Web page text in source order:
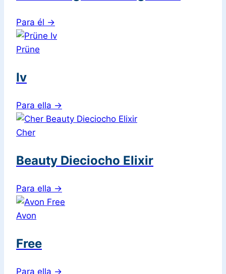
Para él →
Prüne
Iv
Para ella →
Cher
Beauty Dieciocho Elixir
Para ella →
Avon
Free
Para ella →